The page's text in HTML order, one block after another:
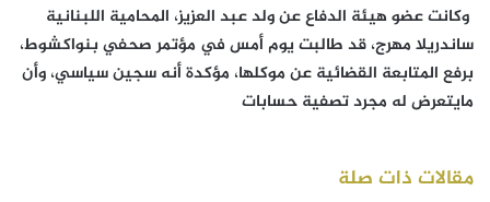
وكانت عضو هيئة الدفاع عن ولد عبد العزيز، المحامية اللبنانية
ساندريلا مهرج، قد طالبت يوم أمس في مؤتمر صحفي بنواكشوط،
برفع المتابعة القضائية عن موكلها، مؤكدة أنه سجين سياسي، وأن
مايتعرض له مجرد تصفية حسابات
مقالات ذات صلة